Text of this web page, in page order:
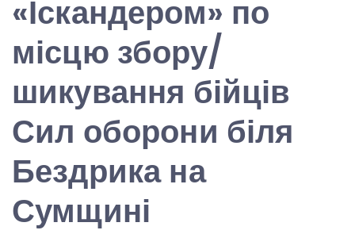
«Іскандером» по
місцю збору/
шикування бійців
Сил оборони біля
Бездрика на
Сумщині